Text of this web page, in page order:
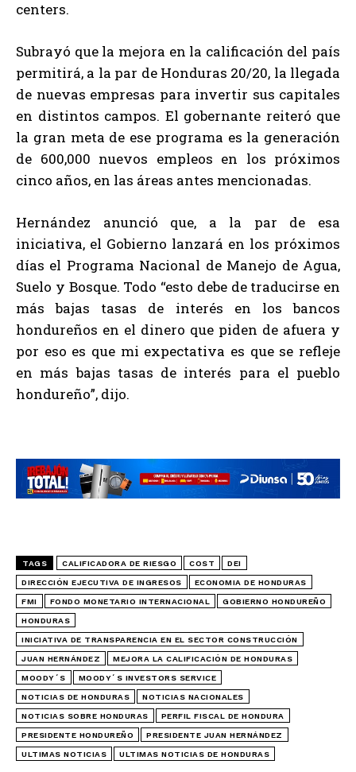
centers.
Subrayó que la mejora en la calificación del país
permitirá, a la par de Honduras 20/20, la llegada
de nuevas empresas para invertir sus capitales
en distintos campos. El gobernante reiteró que
la gran meta de ese programa es la generación
de 600,000 nuevos empleos en los próximos
cinco años, en las áreas antes mencionadas.
Hernández anunció que, a la par de esa
iniciativa, el Gobierno lanzará en los próximos
días el Programa Nacional de Manejo de Agua,
Suelo y Bosque. Todo “esto debe de traducirse en
más bajas tasas de interés en los bancos
hondureños en el dinero que piden de afuera y
por eso es que mi expectativa es que se refleje
en más bajas tasas de interés para el pueblo
hondureño”, dijo.
TAGS CALIFICADORA DE RIESGO COST DEI
DIRECCIÓN EJECUTIVA DE INGRESOS ECONOMIA DE HONDURAS
FMI FONDO MONETARIO INTERNACIONAL GOBIERNO HONDUREÑO
HONDURAS
INICIATIVA DE TRANSPARENCIA EN EL SECTOR CONSTRUCCIÓN
JUAN HERNÁNDEZ MEJORA LA CALIFICACIÓN DE HONDURAS
MOODY´S MOODY´S INVESTORS SERVICE
NOTICIAS DE HONDURAS NOTICIAS NACIONALES
NOTICIAS SOBRE HONDURAS PERFIL FISCAL DE HONDURA
PRESIDENTE HONDUREÑO PRESIDENTE JUAN HERNÁNDEZ
ULTIMAS NOTICIAS ULTIMAS NOTICIAS DE HONDURAS